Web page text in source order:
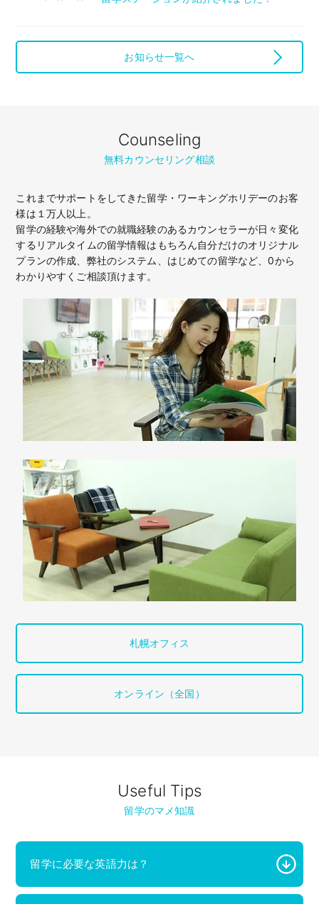
お知らせ一覧へ
Counseling
無料カウンセリング相談
これまでサポートをしてきた留学・ワーキングホリデーのお客
様は１万人以上。
留学の経験や海外での就職経験のあるカウンセラーが日々変化
するリアルタイムの留学情報はもちろん自分だけのオリジナル
プランの作成、弊社のシステム、はじめての留学など、0から
わかりやすくご相談頂けます。
札幌オフィス
オンライン（全国）
Useful Tips
留学のマメ知識
留学に必要な英語力は？